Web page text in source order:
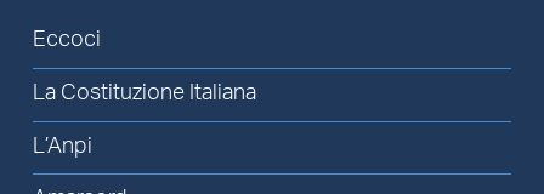
Eccoci
La Costituzione Italiana
L’Anpi